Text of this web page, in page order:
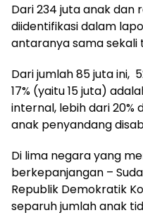
Dari 234 juta anak dan
diidentifikasi dalam
antaranya sama sekali
Dari jumlah 85 juta ini,
17% (yaitu 15 juta)
internal, lebih dari 20%
anak penyandang
Di lima negara yang
berkepanjangan –
Republik Demokratik
separuh jumlah anak